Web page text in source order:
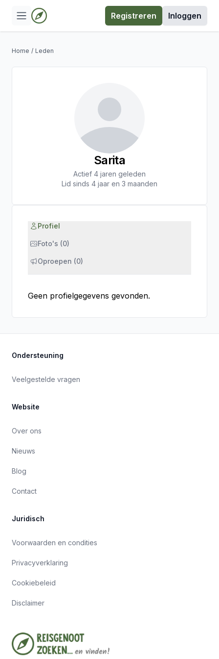
Registreren Inloggen
Home / Leden
Sarita
Actief 4 jaren geleden
Lid sinds 4 jaar en 3 maanden
Profiel
Foto's (0)
Oproepen (0)
Geen profielgegevens gevonden.
Ondersteuning
Veelgestelde vragen
Website
Over ons
Nieuws
Blog
Contact
Juridisch
Voorwaarden en condities
Privacyverklaring
Cookiebeleid
Disclaimer